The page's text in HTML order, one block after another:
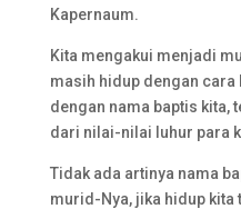
Kapernaum.
Kita mengakui menjadi
masih hidup dengan
dengan nama baptis kita,
dari nilai-nilai luhur para
Tidak ada artinya nama
murid-Nya, jika hidup